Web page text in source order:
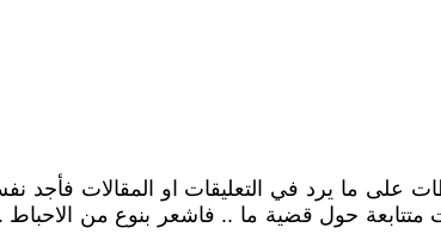
على ما يرد في التعليقات او المقالات فأجد
متتابعة حول قضية ما .. فاشعر بنوع من